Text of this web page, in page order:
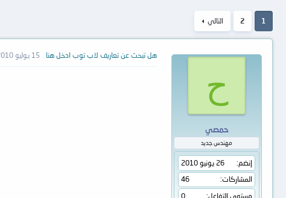
1
2 التالي
ح
حمصي
مهندس جديد
إنضم
26 يونيو 2010
المشاركات
46
مستوى التفاعل
0
هل تبحث عن تعاريف لاب توب ادخل هنا 15 يوليو 2010